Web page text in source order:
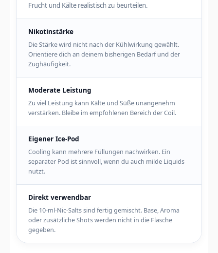
Frucht und Kälte realistisch zu beurteilen.
Nikotinstärke
Die Stärke wird nicht nach der Kühlwirkung gewählt.
Orientiere dich an deinem bisherigen Bedarf und der
Zughäufigkeit.
Moderate Leistung
Zu viel Leistung kann Kälte und Süße unangenehm
verstärken. Bleibe im empfohlenen Bereich der Coil.
Eigener Ice-Pod
Cooling kann mehrere Füllungen nachwirken. Ein
separater Pod ist sinnvoll, wenn du auch milde Liquids
nutzt.
Direkt verwendbar
Die 10-ml-Nic-Salts sind fertig gemischt. Base, Aroma
oder zusätzliche Shots werden nicht in die Flasche
gegeben.